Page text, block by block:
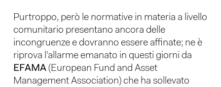
Purtroppo, però le normative in materia a livello
comunitario presentano ancora delle
incongruenze e dovranno essere affinate; ne è
riprova l’allarme emanato in questi giorni da
EFAMA(European Fund and Asset
Management Association) che ha sollevato